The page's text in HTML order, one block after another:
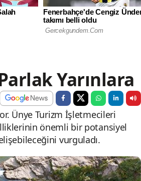
Yarınlara
Ünye Turizm İşletmecileri
önemli bir potansiyel
vurguladı.